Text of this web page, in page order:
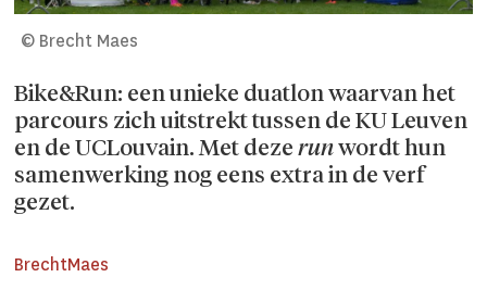
© Brecht Maes
Bike&Run: een unieke duatlon waarvan het
parcours zich uitstrekt tussen de KU Leuven
en de UCLouvain. Met dezerunwordt hun
samenwerking nog eens extra in de verf
gezet.
BrechtMaes